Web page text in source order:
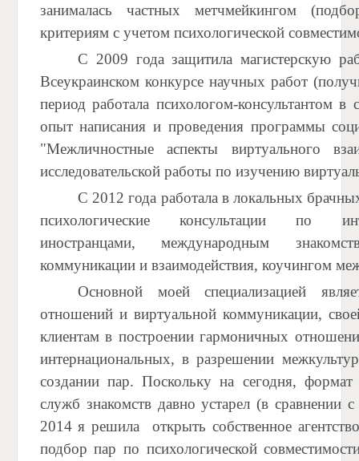
занималась частных метчмейкингом
критериям с учетом психологической
С 2009 года защитила магистерскую
Всеукраинском конкурсе научных работ
период работала психологом-консультантом
опыт написания и проведения программы
"Межличностные аспекты виртуального
исследовательской работы по изучению
С 2012 года работала в локальных
психологические консультации по
иностранцами, международным
коммуникации и взаимодействия, коучингом
Основной моей специализацией
отношений и виртуальной коммуникации,
клиентам в построении гармоничных
интернациональных, в разрешении
создании пар. Поскольку на сегодня,
служб знакомств давно устарел (в сравнении
2014 я решила
открыть собственное
подбор пар по психологической